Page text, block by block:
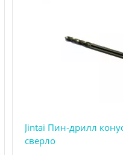
Jintai Пин-дрилл
сверло